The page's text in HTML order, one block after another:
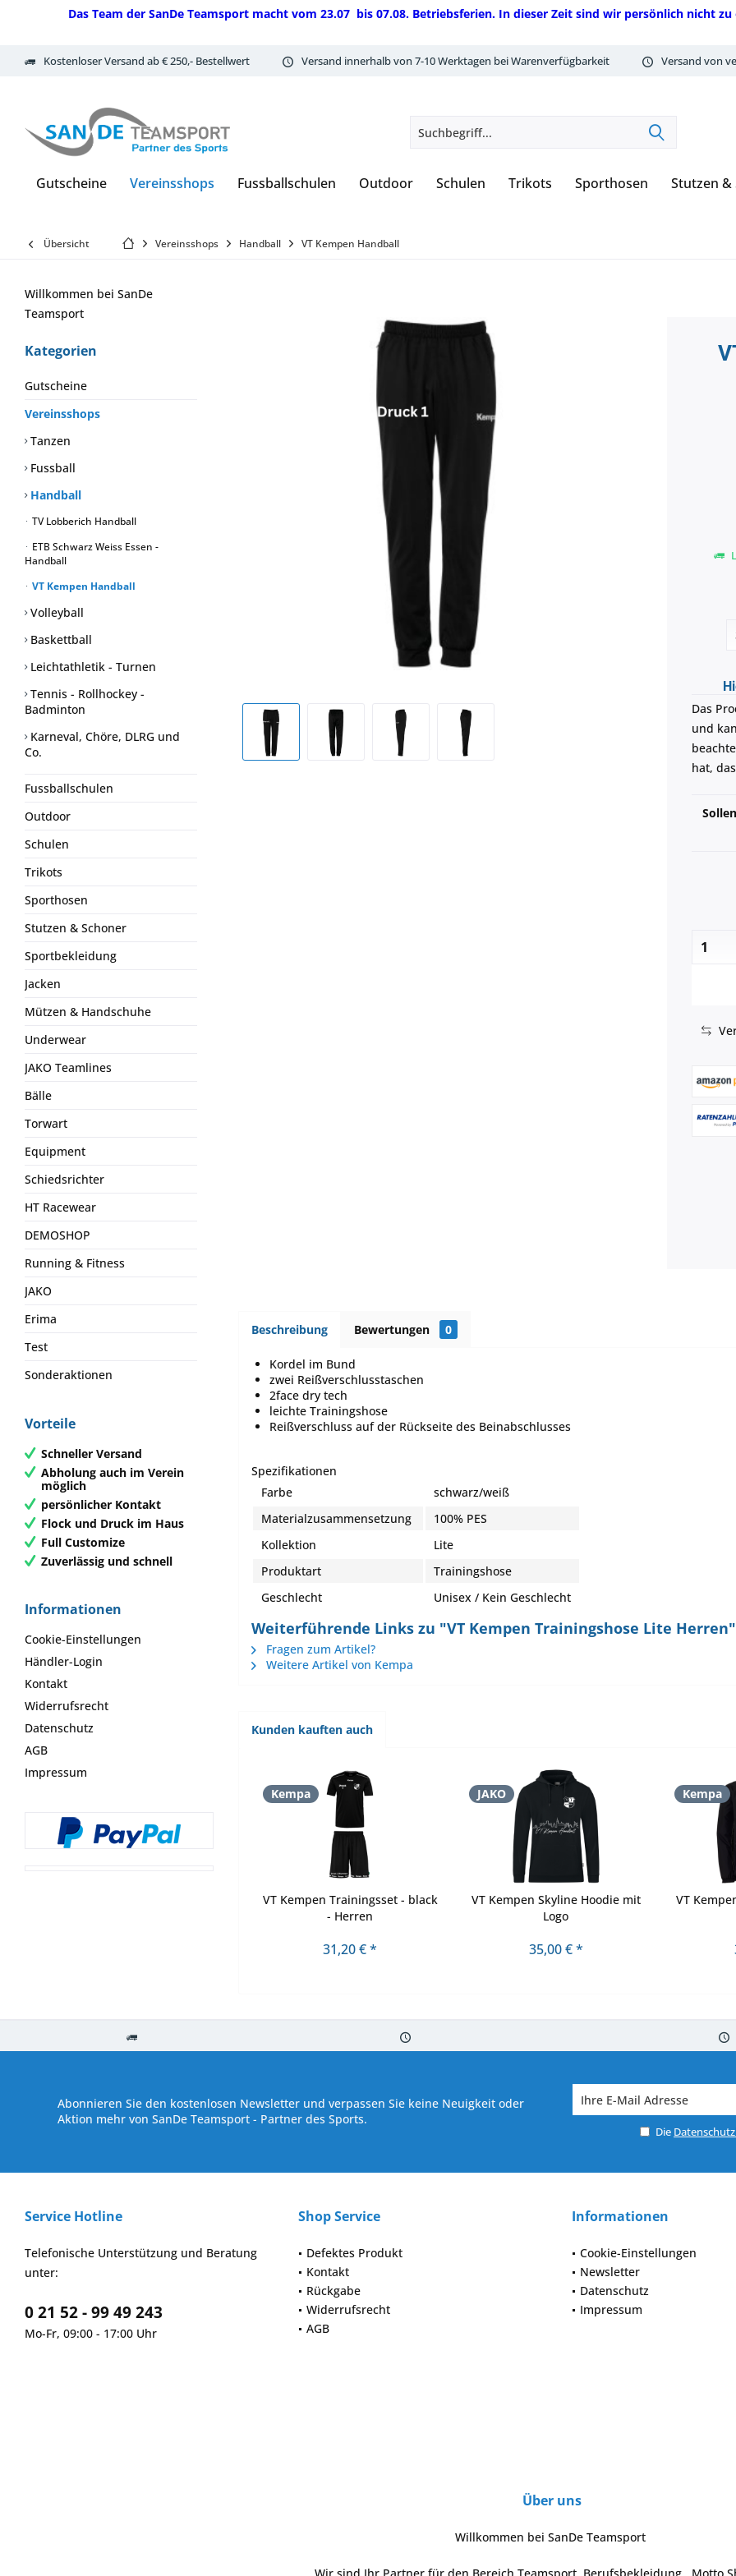
Das Team der SanDe Teamsport macht vom 23.07 bis 07.08. Betriebsferien. In dieser Zeit sind wir persönlich nicht
Kostenloser Versand ab € 250,- Bestellwert Versand innerhalb von 7-10 Werktagen bei Warenverfügbarkeit Versand von
Gutscheine Vereinsshops Fussballschulen Outdoor Schulen Trikots Sporthosen Stutzen &
Übersicht Vereinsshops Handball VT Kempen Handball
Willkommen bei SanDe
Teamsport
Kategorien
Gutscheine
Vereinsshops
Tanzen
Fussball
Handball
TV Lobberich Handball
ETB Schwarz Weiss Essen -
Handball
VT Kempen Handball
Volleyball
Baskettball
Leichtathletik - Turnen
Tennis - Rollhockey -
Badminton
Karneval, Chöre, DLRG und
Co.
Fussballschulen
Outdoor
Schulen
Trikots
Sporthosen
Stutzen & Schoner
Sportbekleidung
Jacken
Mützen & Handschuhe
Underwear
JAKO Teamlines
Bälle
Torwart
Equipment
Schiedsrichter
HT Racewear
DEMOSHOP
Running & Fitness
JAKO
Erima
Test
Sonderaktionen
Vorteile
Schneller Versand
Abholung auch im Verein
möglich
persönlicher Kontakt
Flock und Druck im Haus
Full Customize
Zuverlässig und schnell
Informationen
Cookie-Einstellungen
Händler-Login
Kontakt
Widerrufsrecht
Datenschutz
AGB
Impressum
Das
und
hat,
Beschreibung Bewertungen 0
Kordel im Bund
zwei Reißverschlusstaschen
2face dry tech
leichte Trainingshose
Reißverschluss auf der Rückseite des Beinabschlusses
Spezifikationen
Farbe
schwarz/weiß
Materialzusammensetzung
100% PES
Kollektion
Lite
Produktart
Trainingshose
Geschlecht
Unisex / Kein Geschlecht
Weiterführende Links zu "VT Kempen Trainingshose Lite Herren"
Fragen zum Artikel?
Weitere Artikel von Kempa
Kunden kauften auch
Kempa
VT Kempen Trainingsset - black
- Herren
31,20 € *
JAKO
VT Kempen Skyline Hoodie mit
Logo
35,00 € *
Kempa
VT
Abonnieren Sie den kostenlosen Newsletter und verpassen Sie keine Neuigkeit oder
Aktion mehr von SanDe Teamsport - Partner des Sports.
Die
Service Hotline
Telefonische Unterstützung und Beratung
unter:
0 21 52 - 99 49 243
Mo-Fr, 09:00 - 17:00 Uhr
Shop Service
Defektes Produkt
Kontakt
Rückgabe
Widerrufsrecht
AGB
Informationen
Cookie-Einstellungen
Newsletter
Datenschutz
Impressum
Über uns
Willkommen bei SanDe Teamsport